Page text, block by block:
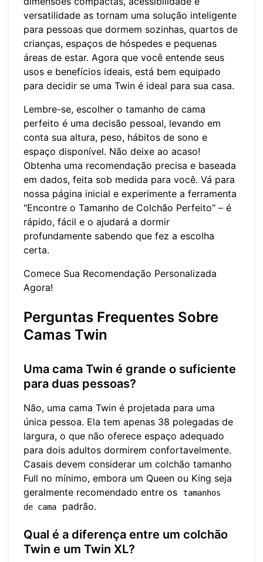
versatilidade as tornam uma solução inteligente
para pessoas que dormem sozinhas, quartos de
crianças, espaços de hóspedes e pequenas
áreas de estar. Agora que você entende seus
usos e benefícios ideais, está bem equipado
para decidir se uma Twin é ideal para sua casa.
Lembre-se, escolher o tamanho de cama
perfeito é uma decisão pessoal, levando em
conta sua altura, peso, hábitos de sono e
espaço disponível. Não deixe ao acaso!
Obtenha uma recomendação precisa e baseada
em dados, feita sob medida para você. Vá para
nossa página inicial e experimente a ferramenta
"Encontre o Tamanho de Colchão Perfeito" – é
rápido, fácil e o ajudará a dormir
profundamente sabendo que fez a escolha
certa.
Comece Sua Recomendação Personalizada
Agora!
Perguntas Frequentes Sobre
Camas Twin
Uma cama Twin é grande o suficiente
para duas pessoas?
Não, uma cama Twin é projetada para uma
única pessoa. Ela tem apenas 38 polegadas de
largura, o que não oferece espaço adequado
para dois adultos dormirem confortavelmente.
Casais devem considerar um colchão tamanho
Full no mínimo, embora um Queen ou King seja
geralmente recomendado entre os
tamanhos
de cama
padrão.
Qual é a diferença entre um colchão
Twin e um Twin XL?